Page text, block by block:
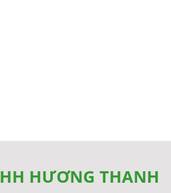
HƯƠNG THANH